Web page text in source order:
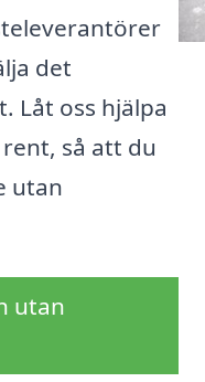
det
Låt oss hjälpa
så att du
utan
utan